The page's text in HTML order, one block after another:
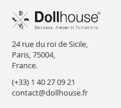
24 rue du roi de Sicile,
Paris, 75004,
France.
(+33) 1 40 27 09 21
contact@dollhouse.fr